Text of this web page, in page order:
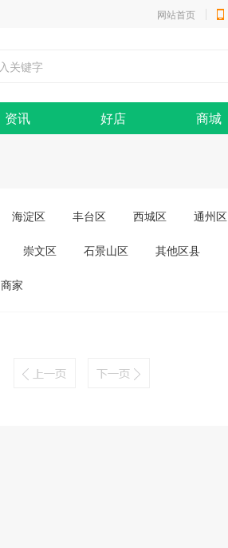
网站首页
资讯 好店 商城
海淀区 丰台区 西城区 通州区
崇文区 石景山区 其他区县
商家